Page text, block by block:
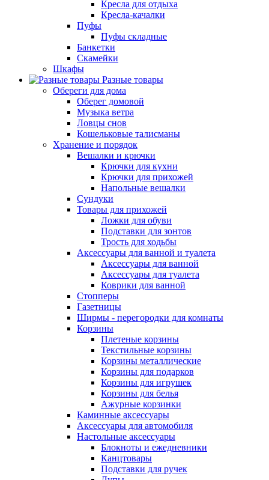
Кресла для отдыха
Кресла-качалки
Пуфы
Пуфы складные
Банкетки
Скамейки
Шкафы
Разные товары
Обереги для дома
Оберег домовой
Музыка ветра
Ловцы снов
Кошельковые талисманы
Хранение и порядок
Вешалки и крючки
Крючки для кухни
Крючки для прихожей
Напольные вешалки
Сундуки
Товары для прихожей
Ложки для обуви
Подставки для зонтов
Трость для ходьбы
Аксессуары для ванной и туалета
Аксессуары для ванной
Аксессуары для туалета
Коврики для ванной
Стопперы
Газетницы
Ширмы - перегородки для комнаты
Корзины
Плетеные корзины
Текстильные корзины
Корзины металлические
Корзины для подарков
Корзины для игрушек
Корзины для белья
Ажурные корзинки
Каминные аксессуары
Аксессуары для автомобиля
Настольные аксессуары
Блокноты и ежедневники
Канцтовары
Подставки для ручек